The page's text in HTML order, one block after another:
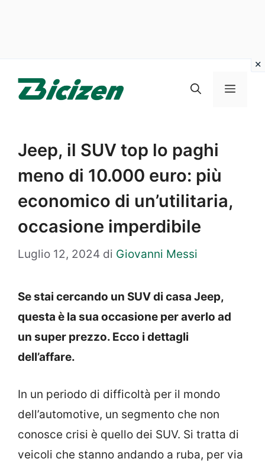
Menu
Jeep, il SUV top lo paghi
meno di 10.000 euro: più
economico di un’utilitaria,
occasione imperdibile
Luglio 12, 2024 di Giovanni Messi
Se stai cercando un SUV di casa Jeep,
questa è la sua occasione per averlo ad
un super prezzo. Ecco i dettagli
dell’affare.
In un periodo di difficoltà per il mondo
dell’automotive, un segmento che non
conosce crisi è quello dei SUV. Si tratta di
veicoli che stanno andando a ruba, per via